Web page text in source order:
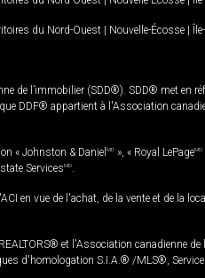
du Nord-Ouest | Nouvelle-Écosse |
de l’immobilier (SDD®). SDD® met en
DDF® appartient à l'Association
« Johnston & Daniel MD », « Royal LePageMD
ServicesMD
en vue de l'achat, de la vente et de la
et l'Association canadienne
d'homologation S.I.A.® /MLS®,